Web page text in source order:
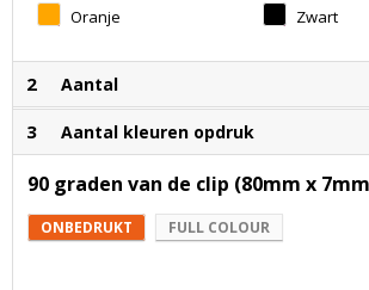
Oranje
Zwart
2 Aantal
3 Aantal kleuren opdruk
90 graden van de clip (80mm x
ONBEDRUKT FULL COLOUR